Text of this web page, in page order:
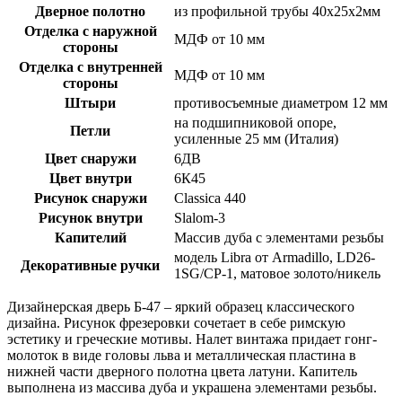
Дверное полотно
из профильной трубы 40х25х2мм
Отделка с наружной
стороны
МДФ от 10 мм
Отделка с внутренней
стороны
МДФ от 10 мм
Штыри
противосъемные диаметром 12 мм
Петли
на подшипниковой опоре,
усиленные 25 мм (Италия)
Цвет снаружи
6ДВ
Цвет внутри
6К45
Рисунок снаружи
Classica 440
Рисунок внутри
Slalom-3
Капителий
Массив дуба с элементами резьбы
Декоративные ручки
модель Libra от Armadillo, LD26-
1SG/CP-1, матовое золото/никель
Дизайнерская дверь Б-47 – яркий образец классического
дизайна. Рисунок фрезеровки сочетает в себе римскую
эстетику и греческие мотивы. Налет винтажа придает гонг-
молоток в виде головы льва и металлическая пластина в
нижней части дверного полотна цвета латуни. Капитель
выполнена из массива дуба и украшена элементами резьбы.